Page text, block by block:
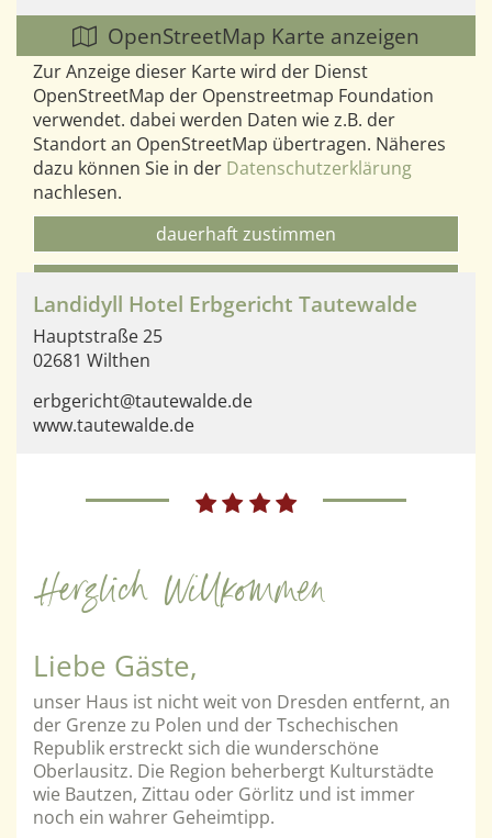
OpenStreetMap Karte anzeigen
Zur Anzeige dieser Karte wird der Dienst
OpenStreetMap der Openstreetmap Foundation
verwendet. dabei werden Daten wie z.B. der
Standort an OpenStreetMap übertragen. Näheres
dazu können Sie in der Datenschutzerklärung
nachlesen.
dauerhaft zustimmen
* dabei wird ein Cookie gesetzt
Landidyll Hotel Erbgericht Tautewalde
Hauptstraße25
02681 Wilthen
erbgericht@tautewalde.de
www.tautewalde.de
Herzlich Willkommen
Liebe Gäste,
unser Haus ist nicht weit von Dresden entfernt, an
der Grenze zu Polen und der Tschechischen
Republik erstreckt sich die wunderschöne
Oberlausitz. Die Region beherbergt Kulturstädte
wie Bautzen, Zittau oder Görlitz und ist immer
noch ein wahrer Geheimtipp.